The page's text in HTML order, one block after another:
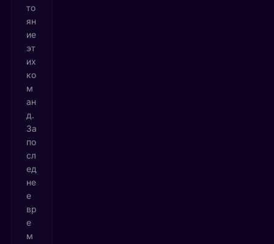
то
ян
ие
эт
их
ко
м
ан
д.
За
по
сл
ед
не
е
вр
е
м